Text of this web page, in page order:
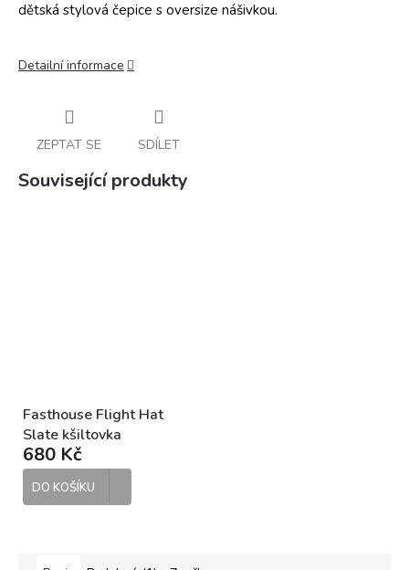
dětská stylová čepice s oversize nášivkou.
Detailní informace
ZEPTAT SE SDÍLET
Související produkty
Fasthouse Flight Hat
Slate kšiltovka
680 Kč
DO KOŠÍKU